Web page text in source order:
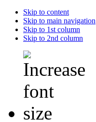
Skip to content
Skip to main navigation
Skip to 1st column
Skip to 2nd column